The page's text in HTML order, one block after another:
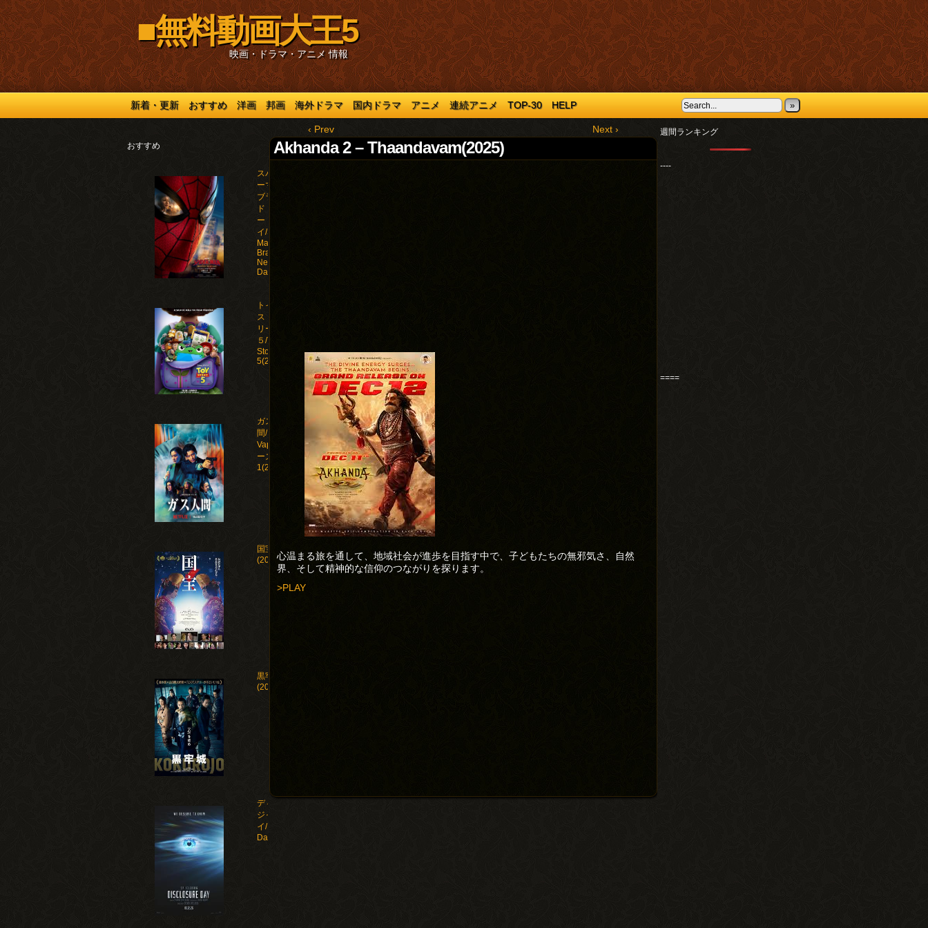
■無料動画大王5
映画・ドラマ・アニメ 情報
新着・更新 おすすめ 洋画 邦画 海外ドラマ 国内ドラマ アニメ 連続アニメ TOP-30 HELP »
おすすめ
スパイダ
ーマン：
ブラン
ド・ニュ
ー・デ
イ/Spider-
Man:
Brand
New
Day(2026)
トイ・
ストー
リー
５/Toy
Story
5(2026)
ガス人
間/Human
Vapor シ
ーズン
1(2026)
国宝
(2025)
黒牢城
(2026)
ディスクロー
ジャー・デ
イ/Disclosure
Day(2026)
‹ Prev Next ›
Akhanda 2 – Thaandavam(2025)
心温まる旅を通して、地域社会が進歩を目指す中で、子どもたちの無邪気さ、自然
界、そして精神的な信仰のつながりを探ります。
>PLAY
週間ランキング
----
====